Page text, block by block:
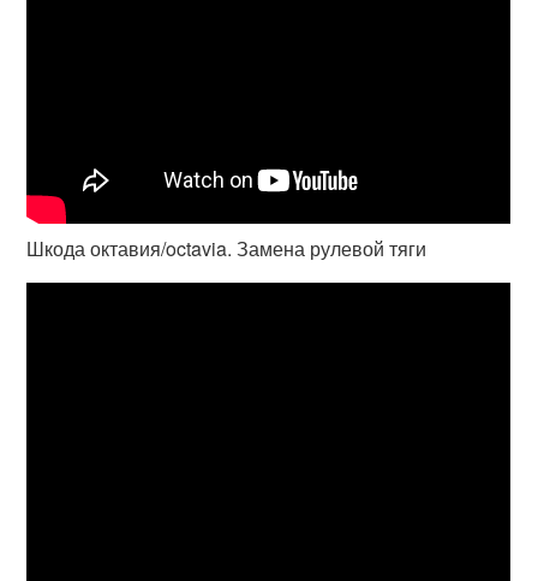
Шкода октавия/octavia. Замена рулевой тяги